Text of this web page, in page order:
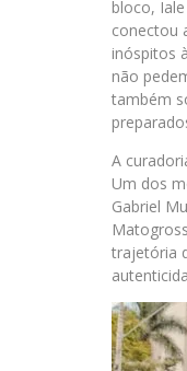
bloco,
conectou
inóspitos
não
também
A
Um dos
Gabriel
trajetória